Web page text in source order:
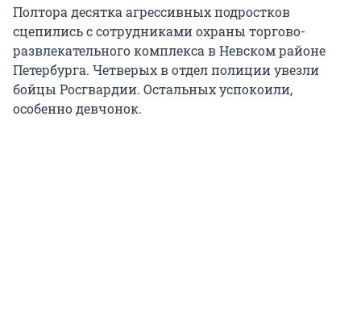
Полтора десятка агрессивных подростков
сцепились с сотрудниками охраны торгово-
развлекательного комплекса в Невском районе
Петербурга. Четверых в отдел полиции увезли
бойцы Росгвардии. Остальных успокоили,
особенно девчонок.